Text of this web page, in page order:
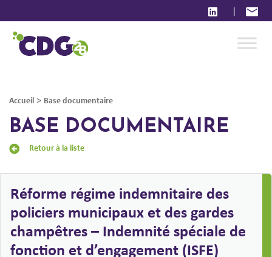
|
Accueil > Base documentaire
BASE DOCUMENTAIRE
Retour à la liste
Réforme régime indemnitaire des
policiers municipaux et des gardes
champêtres – Indemnité spéciale de
fonction et d’engagement (ISFE)